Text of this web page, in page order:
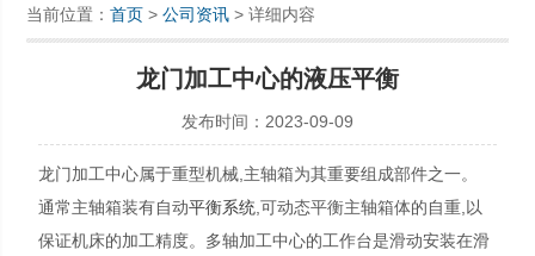
当前位置：首页 >公司资讯 > 详细内容
龙门加工中心的液压平衡
发布时间：2023-09-09
龙门加工中心属于重型机械,主轴箱为其重要组成部件之一。
通常主轴箱装有自动平衡系统 ,可动态平衡主轴箱体的自重,以
保证机床的加工精度。多轴加工中心的工作台是滑动安装在滑